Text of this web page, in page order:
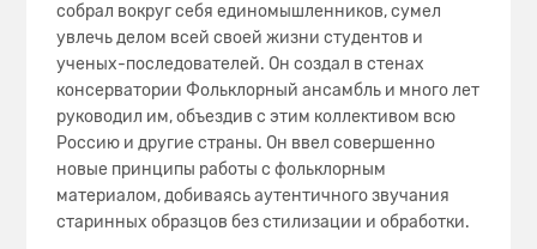
собрал вокруг себя единомышленников, сумел
увлечь делом всей своей жизни студентов и
ученых-последователей. Он создал в стенах
консерватории Фольклорный ансамбль и много лет
руководил им, объездив с этим коллективом всю
Россию и другие страны. Он ввел совершенно
новые принципы работы с фольклорным
материалом, добиваясь аутентичного звучания
старинных образцов без стилизации и обработки.